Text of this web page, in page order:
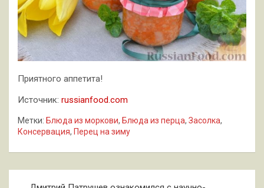
Приятного аппетита!
Источник: russianfood.com
Метки: Блюда из моркови, Блюда из перца, Засолка,
Консервация, Перец на зиму